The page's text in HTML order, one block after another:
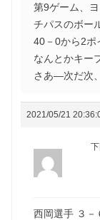
第9ゲーム、
チパスのボー
40－0から2ポ
なんとかキ
さあ―次だ次
2021/05/21
西岡選手 ３－